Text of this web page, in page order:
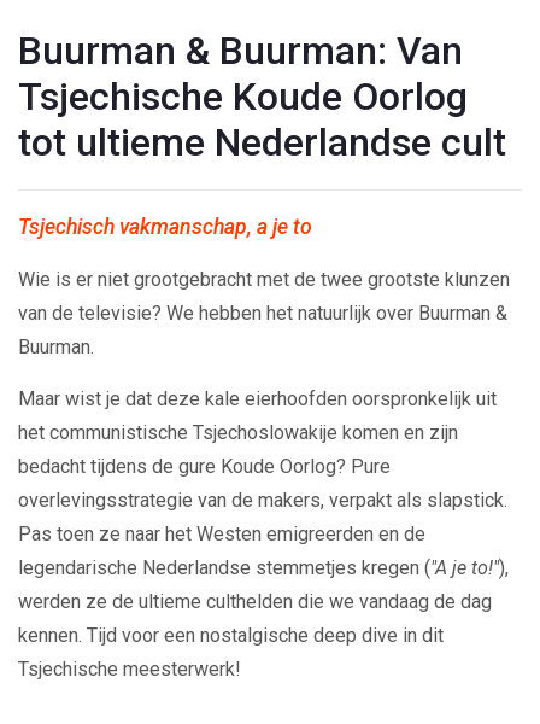
Buurman & Buurman: Van
Tsjechische Koude Oorlog
tot ultieme Nederlandse cult
Tsjechisch vakmanschap, a je to
Wie is er niet grootgebracht met de twee grootste klunzen
van de televisie? We hebben het natuurlijk over Buurman &
Buurman.
Maar wist je dat deze kale eierhoofden oorspronkelijk uit
het communistische Tsjechoslowakije komen en zijn
bedacht tijdens de gure Koude Oorlog? Pure
overlevingsstrategie van de makers, verpakt als slapstick.
Pas toen ze naar het Westen emigreerden en de
legendarische Nederlandse stemmetjes kregen ("A je to!"),
werden ze de ultieme culthelden die we vandaag de dag
kennen. Tijd voor een nostalgische deep dive in dit
Tsjechische meesterwerk!